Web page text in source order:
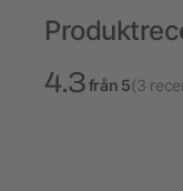
4.3från 5(3